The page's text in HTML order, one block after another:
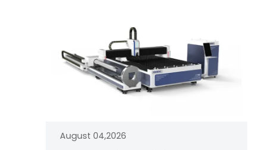
August 04,2026